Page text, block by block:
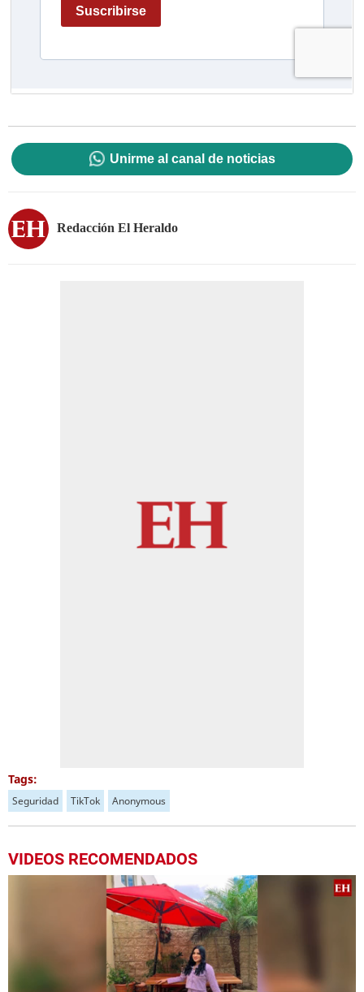
Unirme al canal de noticias
Redacción El Heraldo
Tags:
Seguridad TikTok Anonymous
VIDEOS RECOMENDADOS